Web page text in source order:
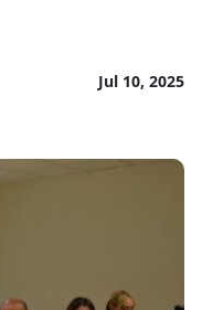
Jul 10, 2025